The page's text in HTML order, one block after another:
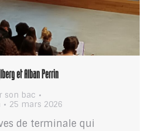
et Alban Perrin
son bac
25 mars 2026
de terminale qui